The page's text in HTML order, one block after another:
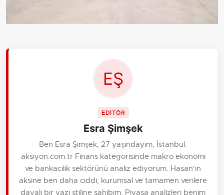
EDİTÖR
Esra Şimşek
Ben Esra Şimşek, 27 yaşındayım, İstanbul.
aksiyon.com.tr Finans kategorisinde makro ekonomi
ve bankacılık sektörünü analiz ediyorum. Hasan'ın
aksine ben daha ciddi, kurumsal ve tamamen verilere
dayalı bir yazı stiline sahibim. Piyasa analizleri benim